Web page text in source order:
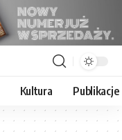
Kultura Publikacje